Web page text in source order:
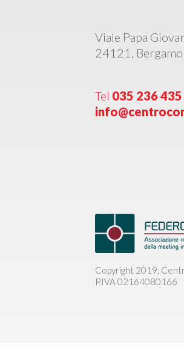
Viale Papa
24121, Bergamo
Tel 035 236 435
Copyright 2019,
P.IVA 02164080166